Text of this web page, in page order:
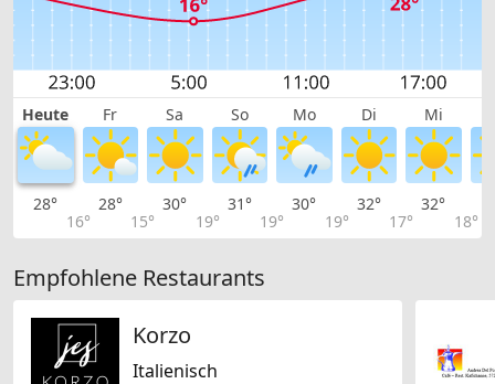
Heute Fr Sa So Mo Di Mi
28°
16°
28°
15°
30°
19°
31°
19°
30°
19°
32°
17°
32°
18°
Empfohlene Restaurants
Korzo
Italienisch